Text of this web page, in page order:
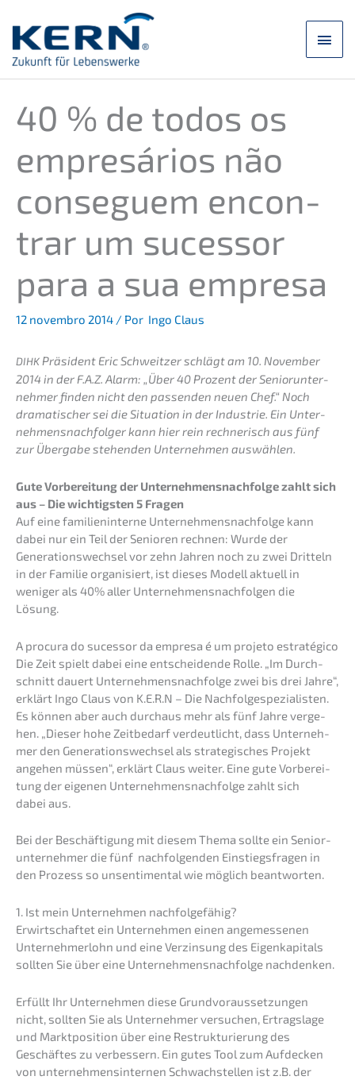
para
conteúdo
40 % de todos os
empresá­ri­os não
conse­guem encon­
trar um suces­sor
para a sua empresa
12 novem­bro 2014 / Por Ingo Claus
DIHK Präsi­dent Eric Schweit­zer schlägt am 10. Novem­ber
2014 in der F.A.Z. Alarm: „Über 40 Prozent der Senior­un­ter­
neh­mer finden nicht den passen­den neuen Chef.“ Noch
drama­ti­scher sei die Situa­ti­on in der Indus­trie. Ein Unter­
neh­mens­nach­fol­ger kann hier rein rechne­risch aus fünf
zur Überga­be stehen­den Unter­neh­men auswählen.
Gute Vorbe­rei­tung der Unternehmens­nachfolge zahlt sich
aus – Die wichtigs­ten 5 Fragen
Auf eine famili­en­in­ter­ne Unternehmens­nachfolge kann
dabei nur ein Teil der Senio­ren rechnen: Wurde der
Generations­wechsel vor zehn Jahren noch zu zwei Dritteln
in der Familie organi­siert, ist dieses Modell aktuell in
weniger als 40% aller Unter­neh­mens­nach­fol­gen die
Lösung.
A procu­ra do suces­sor da empre­sa é um proje­to estratégico
Die Zeit spielt dabei eine entschei­den­de Rolle. „Im Durch­
schnitt dauert Unternehmens­nachfolge zwei bis drei Jahre“,
erklärt Ingo Claus von K.E.R.N – Die Nachfolge­spezialisten.
Es können aber auch durch­aus mehr als fünf Jahre verge­
hen. „Dieser hohe Zeitbe­darf verdeut­licht, dass Unter­neh­
mer den Generations­wechsel als strate­gi­sches Projekt
angehen müssen“, erklärt Claus weiter. Eine gute Vorbe­rei­
tung der eigenen Unternehmens­nachfolge zahlt sich
dabei aus.
Bei der Beschäf­ti­gung mit diesem Thema sollte ein Senior­
un­ter­neh­mer die fünf nachfol­gen­den Einstiegs­fra­gen in
den Prozess so unsen­ti­men­tal wie möglich beantworten.
1. Ist mein Unter­neh­men nachfolgefähig?
Erwirt­schaf­tet ein Unter­neh­men einen angemes­se­nen
Unter­neh­mer­lohn und eine Verzin­sung des Eigen­ka­pi­tals
sollten Sie über eine Unternehmens­nachfolge nachdenken.
Erfüllt Ihr Unter­neh­men diese Grund­vor­aus­set­zun­gen
nicht, sollten Sie als Unter­neh­mer versu­chen, Ertrags­la­ge
und Markt­po­si­ti­on über eine Restruk­tu­rie­rung des
Geschäf­tes zu verbes­sern. Ein gutes Tool zum Aufde­cken
von unter­neh­mens­in­ter­nen Schwach­stel­len ist z.B. der